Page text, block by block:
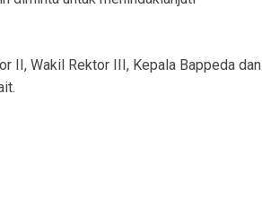
II, Wakil Rektor III, Kepala Bappeda dan